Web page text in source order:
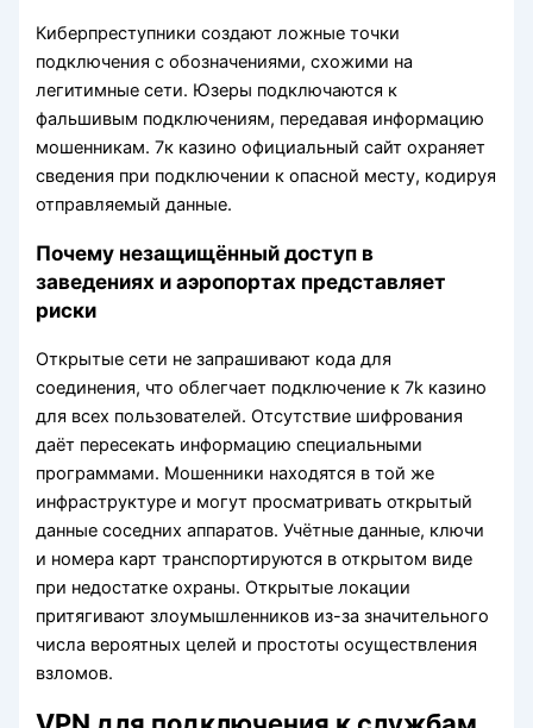
Киберпреступники создают ложные точки
подключения с обозначениями, схожими на
легитимные сети. Юзеры подключаются к
фальшивым подключениям, передавая информацию
мошенникам. 7к казино официальный сайт охраняет
сведения при подключении к опасной месту, кодируя
отправляемый данные.
Почему незащищённый доступ в
заведениях и аэропортах представляет
риски
Открытые сети не запрашивают кода для
соединения, что облегчает подключение к 7k казино
для всех пользователей. Отсутствие шифрования
даёт пересекать информацию специальными
программами. Мошенники находятся в той же
инфраструктуре и могут просматривать открытый
данные соседних аппаратов. Учётные данные, ключи
и номера карт транспортируются в открытом виде
при недостатке охраны. Открытые локации
притягивают злоумышленников из-за значительного
числа вероятных целей и простоты осуществления
взломов.